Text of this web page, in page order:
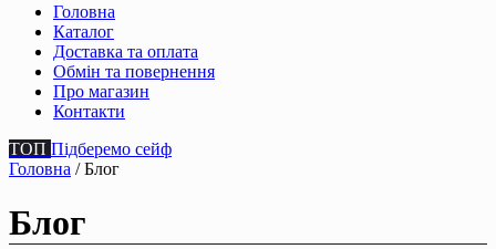
Головна
Каталог
Доставка та оплата
Обмін та повернення
Про магазин
Контакти
ТОП Підберемо сейф
Головна / Блог
Блог